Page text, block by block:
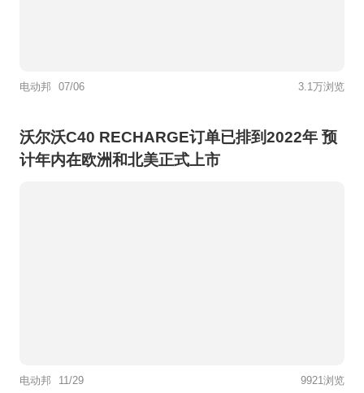
电动邦 07/06 3.1万浏览
沃尔沃C40 RECHARGE订单已排到2022年 预
计年内在欧洲和北美正式上市
电动邦 11/29 9921浏览